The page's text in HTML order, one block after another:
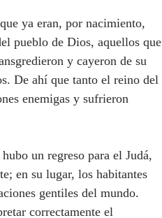
ya eran, por nacimiento,
pueblo de Dios, aquellos que
y cayeron de su
De ahí que tanto el reino del
enemigas y sufrieron
en su lugar, los habitantes
gentiles del mundo.
correctamente el